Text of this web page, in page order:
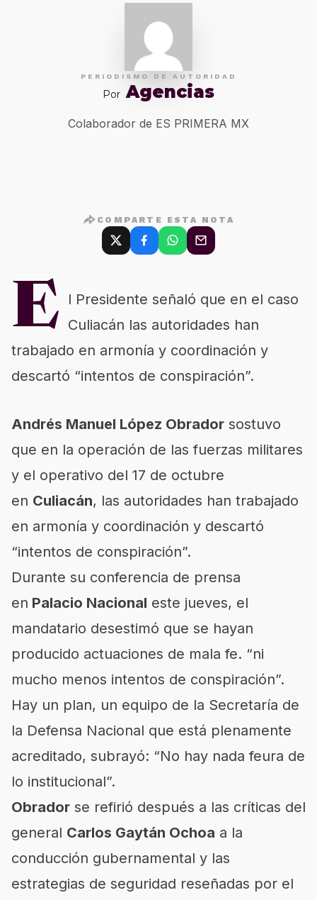
PERIODISMO DE AUTORIDAD
Por Agencias
Colaborador de ES PRIMERA MX
COMPARTE ESTA NOTA
E
l Presidente señaló que en el caso
Culiacán las autoridades han
trabajado en armonía y coordinación y
descartó “intentos de conspiración”.
Andrés Manuel López Obrador sostuvo
que en la operación de las fuerzas militares
y el operativo del 17 de octubre
en Culiacán, las autoridades han trabajado
en armonía y coordinación y descartó
“intentos de conspiración”.
Durante su conferencia de prensa
en Palacio Nacional este jueves, el
mandatario desestimó que se hayan
producido actuaciones de mala fe. “ni
mucho menos intentos de conspiración”.
Hay un plan, un equipo de la Secretaría de
la Defensa Nacional que está plenamente
acreditado, subrayó: “No hay nada feura de
lo institucional”.
Obrador se refirió después a las críticas del
general Carlos Gaytán Ochoa a la
conducción gubernamental y las
estrategias de seguridad reseñadas por el